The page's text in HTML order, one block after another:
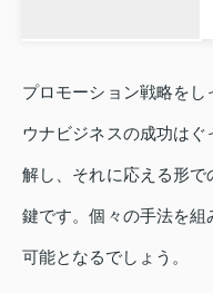
プロモーション戦略を
ウナビジネスの成功は
解し、それに応える形
鍵です。個々の手法を
可能となるでしょう。